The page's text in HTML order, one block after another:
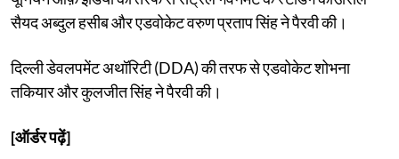
सैयद अब्दुल हसीब और एडवोकेट वरुण प्रताप सिंह ने पैरवी की।
दिल्ली डेवलपमेंट अथॉरिटी (DDA) की तरफ से एडवोकेट शोभना
तकियार और कुलजीत सिंह ने पैरवी की।
[ऑर्डर पढ़ें]